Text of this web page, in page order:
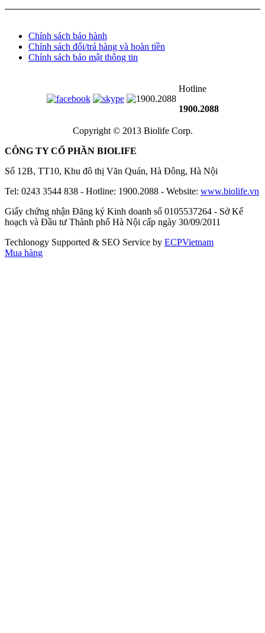
Chính sách bảo hành
Chính sách đổi/trả hàng và hoàn tiền
Chính sách bảo mật thông tin
Hotline
1900.2088
Copyright © 2013 Biolife Corp.
CÔNG TY CỔ PHẦN BIOLIFE
Số 12B, TT10, Khu đô thị Văn Quán, Hà Đông, Hà Nội
Tel: 0243 3544 838 - Hotline: 1900.2088 - Website: www.biolife.vn
Giấy chứng nhận Đăng ký Kinh doanh số 0105537264 - Sở Kế
hoạch và Đầu tư Thành phố Hà Nội cấp ngày 30/09/2011
Techlonogy Supported & SEO Service by ECPVietnam
Mua hàng